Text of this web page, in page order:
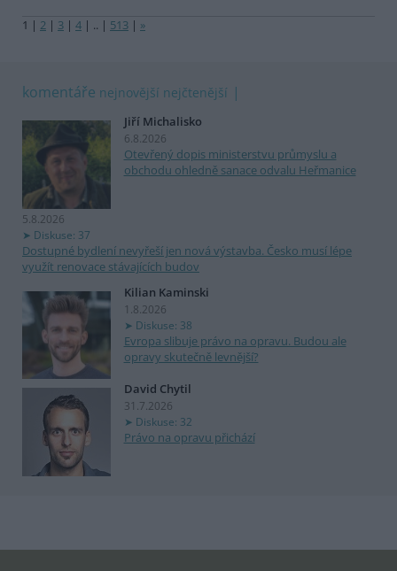
1 | 2 | 3 | 4 | .. | 513 | »
komentáře nejnovější nejčtenější
Jiří Michalisko
6.8.2026
Otevřený dopis ministerstvu průmyslu a
obchodu ohledně sanace odvalu Heřmanice
5.8.2026
Diskuse: 37
Dostupné bydlení nevyřeší jen nová výstavba. Česko musí lépe
využít renovace stávajících budov
Kilian Kaminski
1.8.2026
Diskuse: 38
Evropa slibuje právo na opravu. Budou ale
opravy skutečně levnější?
David Chytil
31.7.2026
Diskuse: 32
Právo na opravu přichází